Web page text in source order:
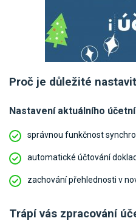
Proč je důležité
Nastavení aktuálního
správnou funkčnost
automatické účtování
zachování přehlednosti v
Trápí vás zpracování